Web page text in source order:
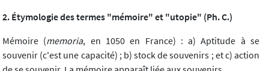
2. Étymologie des termes "mémoire" et "utopie" (Ph. C.)
Mémoire (memoria, en 1050 en France) : a) Aptitude à se
souvenir (c'est une capacité) ; b) stock de souvenirs ; et c) action